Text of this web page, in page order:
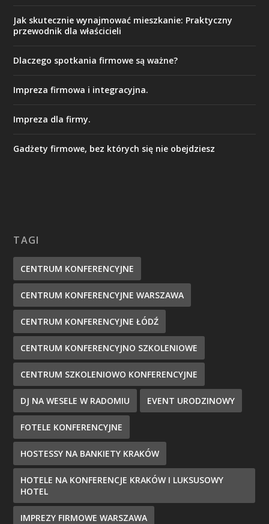
Jak skutecznie wynajmować mieszkanie: Praktyczny
przewodnik dla właścicieli
Dlaczego spotkania firmowe są ważne?
Impreza firmowa i integracyjna.
Impreza dla firmy.
Gadżety firmowe, bez których się nie obejdziesz
TAGI
CENTRUM KONFERENCYJNE
CENTRUM KONFERENCYJNE WARSZAWA
CENTRUM KONFERENCYJNE ŁÓDŹ
CENTRUM KONFERENCYJNO SZKOLENIOWE
CENTRUM SZKOLENIOWO KONFERENCYJNE
DJ NA WESELE W RADOMIU EVENT URODZINOWY
FOTELE KONFERENCYJNE
HOSTESSY NA BANKIETY KRAKÓW
HOTELE NA KONFERENCJE KRAKÓW I LUKSUSOWY
HOTEL
IMPREZY FIRMOWE WARSZAWA